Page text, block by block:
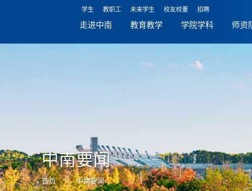
学生 教职工 未来学生 校友校董 招聘
走进中南 教育教学 学院学科 师资
中南要闻
首页>中南要闻